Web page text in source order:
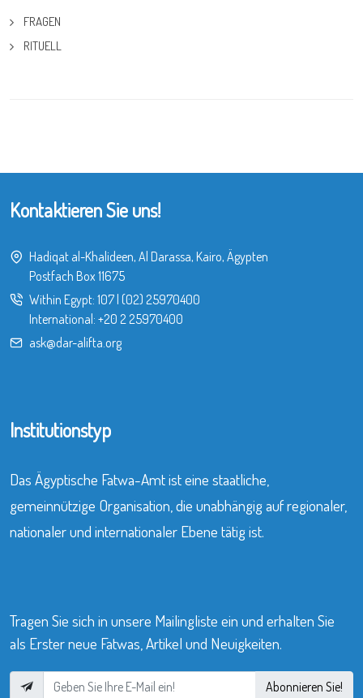
FRAGEN
RITUELL
Kontaktieren Sie uns!
Hadiqat al-Khalideen, Al Darassa, Kairo, Ägypten
Postfach Box 11675
Within Egypt: 107| (02) 25970400
International: +20 2 25970400
ask@dar-alifta.org
Institutionstyp
Das Ägyptische Fatwa-Amt ist eine staatliche,
gemeinnützige Organisation, die unabhängig auf regionaler,
nationaler und internationaler Ebene tätig ist.
Tragen Sie sich in unsere Mailingliste ein und erhalten Sie
als Erster neue Fatwas, Artikel und Neuigkeiten.
Abonnieren Sie!